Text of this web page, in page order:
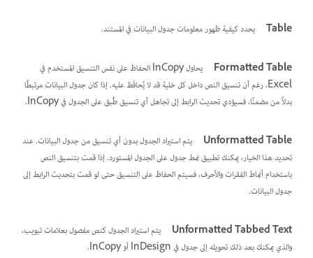
Table يحدد كيفية ظهور معلومات جدول البيانات في المستند.
Formatted Table
يحاول InCopy الحفاظ على نفس التنسيق المستخدم في
Excel، رغم أن تنسيق النص داخل كل خلية قد لا يُحافَظ عليه. إذا كان جدول البيانات مرتبطًا
بدلاً من مضمنًا، فسيؤدي تحديث الرابط إلى تجاهل أي تنسيق طُبق على الجدول في InCopy.
Unformatted Table
يتم استيراد الجدول بدون أي تنسيق من جدول البيانات. عند
تحديد هذا الخيار، يمكنك تطبيق نمط جدول على الجدول المستورد. إذا قمت بتنسيق النص
باستخدام أنماط الفقرات والأحرف، فسيتم الحفاظ على التنسيق حتى لو قمت بتحديث الرابط إلى
جدول البيانات.
Unformatted Tabbed Text
يتم استيراد الجدول كنص مفصول بعلامات تبويب،
والذي يمكنك بعد ذلك تحويله إلى جدول في InDesign أو InCopy.